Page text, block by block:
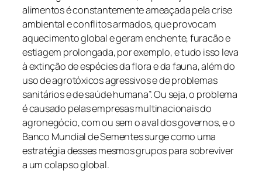
alimentos é constantemente ameaçada pela crise
ambiental e conflitos armados, que provocam
aquecimento global e geram enchente, furacão e
estiagem prolongada, por exemplo, e tudo isso leva
à extinção de espécies da flora e da fauna, além do
uso de agrotóxicos agressivos e de problemas
sanitários e de saúde humana”. Ou seja, o problema
é causado pelas empresas multinacionais do
agronegócio, com ou sem o aval dos governos, e o
Banco Mundial de Sementes surge como uma
estratégia desses mesmos grupos para sobreviver
a um colapso global.